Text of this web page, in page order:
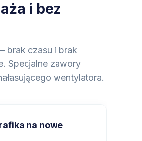
i bez
brak czasu i brak
Specjalne zawory
wentylatora.
na nowe